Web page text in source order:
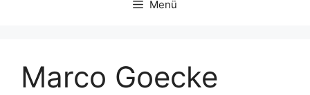
Menü
Marco Goecke